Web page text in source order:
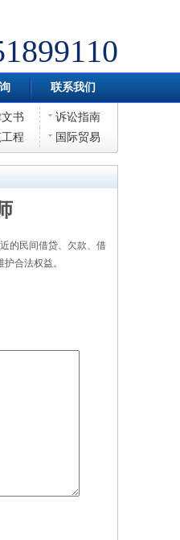
联系我们
书
诉讼指南
程 国际贸易
的民间借贷、欠款、借
合法权益。